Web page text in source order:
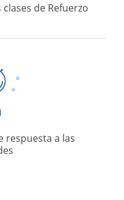
de Refuerzo
respuesta a las